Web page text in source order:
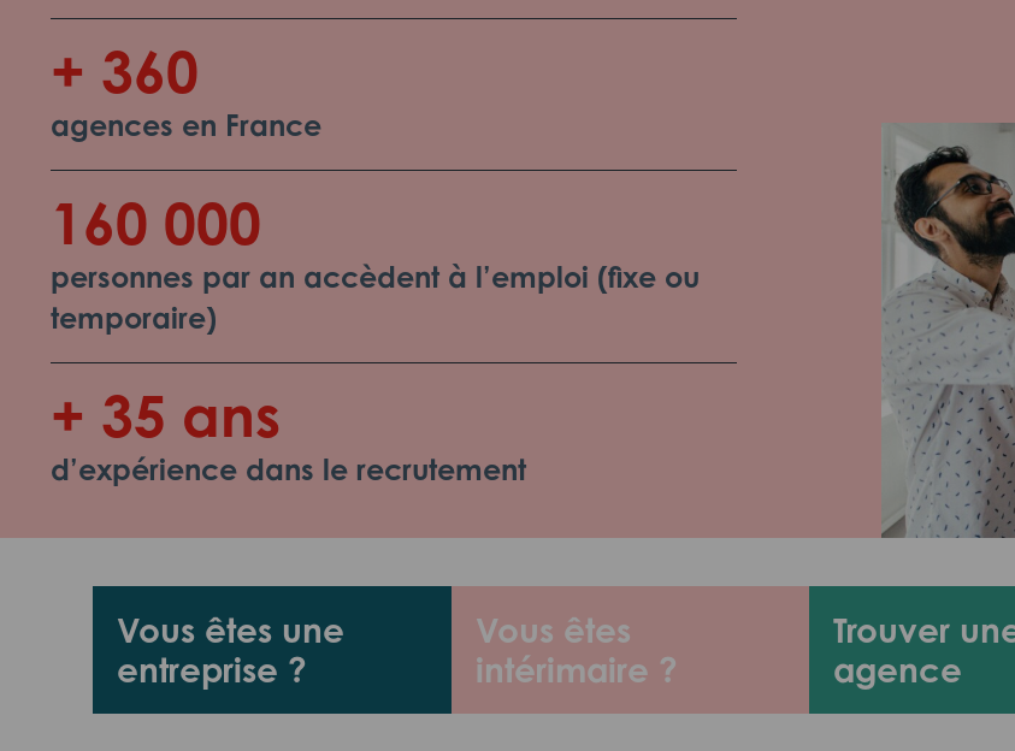
+ 360
agences en France
160 000
personnes par an accèdent à l’emploi (fixe ou
temporaire)
+ 35 ans
d’expérience dans le recrutement
Vous êtes une
entreprise ?
Vous êtes
intérimaire ?
Trouver
agence